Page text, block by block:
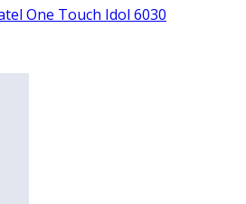
One Touch Idol 6030